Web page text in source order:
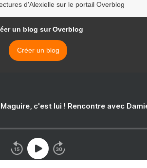
d'Alexielle sur le portail Overblog
un blog sur Overblog
Créer un blog
c'est lui ! Rencontre avec